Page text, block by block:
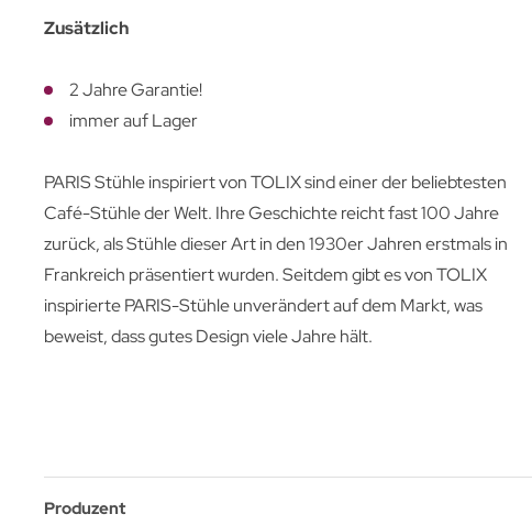
Zusätzlich
2 Jahre Garantie!
immer auf Lager
PARIS Stühle inspiriert von TOLIX sind einer der beliebtesten
Café-Stühle der Welt. Ihre Geschichte reicht fast 100 Jahre
zurück, als Stühle dieser Art in den 1930er Jahren erstmals in
Frankreich präsentiert wurden. Seitdem gibt es von TOLIX
inspirierte PARIS-Stühle unverändert auf dem Markt, was
beweist, dass gutes Design viele Jahre hält.
Produzent